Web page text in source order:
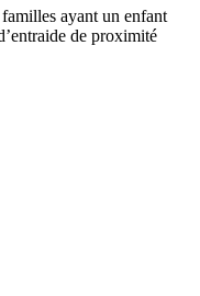
ayant un enfant
de proximité